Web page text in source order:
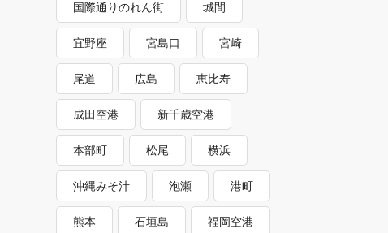
国際通りのれん街 城間
宜野座 宮島口 宮崎
尾道 広島 恵比寿
成田空港 新千歳空港
本部町 松尾 横浜
沖縄みそ汁 泡瀬 港町
熊本 石垣島 福岡空港